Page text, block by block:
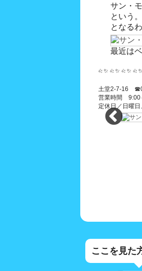
サン・
という
となる
最近は
土堂2-7-16
営業時間 9:00
定休日／日曜
ここを見た